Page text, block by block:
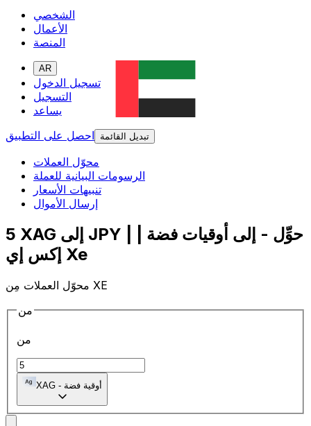
الشخصي
الأعمال
المنصة
AR
تسجيل الدخول
التسجيل
يساعد
احصل على التطبيق
تبديل القائمة
محوّل العملات
الرسومات البيانية للعملة
تنبيهات الأسعار
إرسال الأموال
5 XAG إلى JPY | حوِّل - إلى أوقيات فضة |
إكس إي Xe
محوّل العملات مِن XE
من
من
XAG - أوقية فضة